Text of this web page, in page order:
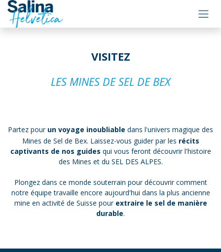
Se rendre au contenu
VISITEZ
LES MINES DE SEL DE BEX
Partez pour un voyage inoubliable dans l'univers magique des
Mines de Sel de Bex. Laissez-vous guider par les récits
captivants de nos guides qui vous feront découvrir l'histoire
des Mines et du SEL DES ALPES.
Plongez dans ce monde souterrain pour découvrir comment
notre équipe travaille encore aujourd'hui dans la plus ancienne
mine en activité de Suisse pourextraire le sel de manière
durable.​